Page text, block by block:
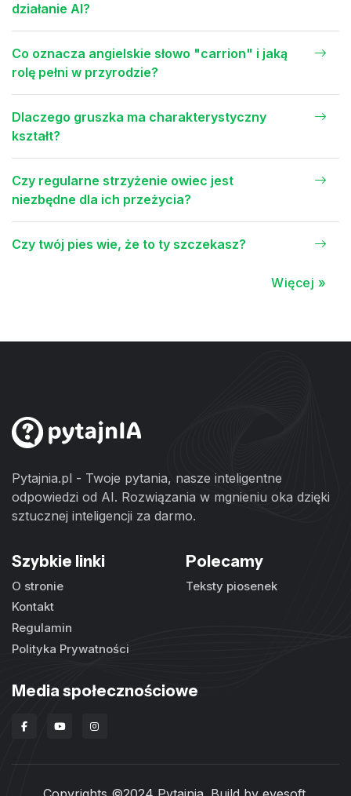
działanie AI?
Co oznacza angielskie słowo "carrion" i jaką
rolę pełni w przyrodzie?
Dlaczego gruszka ma charakterystyczny
kształt?
Czy regularne strzyżenie owiec jest
niezbędne dla ich przeżycia?
Czy twój pies wie, że to ty szczekasz?
Więcej »
Pytajnia.pl - Twoje pytania, nasze inteligentne
odpowiedzi od AI. Rozwiązania w mgnieniu oka dzięki
sztucznej inteligencji za darmo.
Szybkie linki
O stronie
Kontakt
Regulamin
Polityka Prywatności
Polecamy
Teksty piosenek
Media społecznościowe